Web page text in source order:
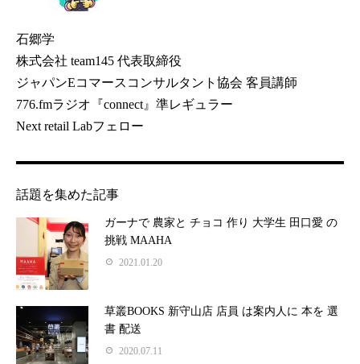
石郷学
株式会社 team145 代表取締役
ジャパンEコマースコンサルタント協会 客員講師
776.fmラジオ『connect』準レギュラー
Next retail Labフェロー
話題を集めた記事
ガーナで 農家と チョコ 作り 大学生 田口愛 の
挑戦 MAAHA
2021.01.20
草叢BOOKS 新守山店 店員 は案内人に 本を 選
書 配送
2020.07.11